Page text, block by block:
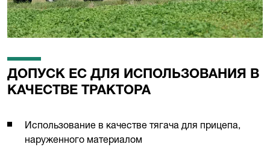
ДОПУСК ЕС ДЛЯ ИСПОЛЬЗОВАНИЯ В
КАЧЕСТВЕ ТРАКТОРА
Использование в качестве тягача для прицепа,
наруженного материалом